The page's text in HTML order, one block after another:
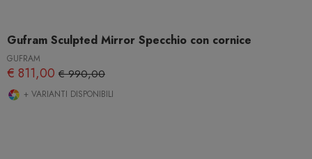
Gufram Sculpted Mirror Specchio con cornice
GUFRAM
€ 811,00 € 990,00
+ VARIANTI DISPONIBILI